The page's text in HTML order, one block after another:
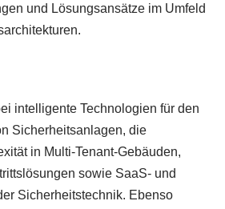
und Lösungsansätze im Umfeld
intelligente Technologien für den
Sicherheitsanlagen, die
in Multi-Tenant-Gebäuden,
sowie SaaS- und
Sicherheitstechnik. Ebenso